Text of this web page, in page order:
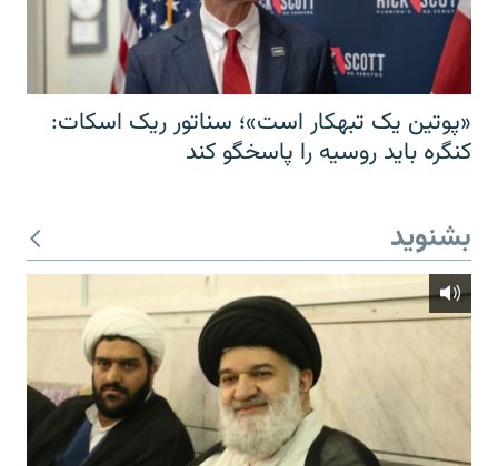
«پوتین یک تبهکار است»؛ سناتور ریک اسکات:
کنگره باید روسیه را پاسخگو کند
بشنوید